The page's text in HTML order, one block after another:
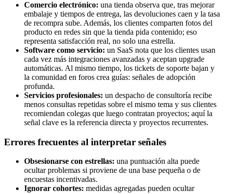
Comercio electrónico: una tienda observa que, tras mejorar
embalaje y tiempos de entrega, las devoluciones caen y la tasa
de recompra sube. Además, los clientes comparten fotos del
producto en redes sin que la tienda pida contenido; eso
representa satisfacción real, no solo una estrella.
Software como servicio: un SaaS nota que los clientes usan
cada vez más integraciones avanzadas y aceptan upgrade
automáticas. Al mismo tiempo, los tickets de soporte bajan y
la comunidad en foros crea guías: señales de adopción
profunda.
Servicios profesionales: un despacho de consultoría recibe
menos consultas repetidas sobre el mismo tema y sus clientes
recomiendan colegas que luego contratan proyectos; aquí la
señal clave es la referencia directa y proyectos recurrentes.
Errores frecuentes al interpretar señales
Obsesionarse con estrellas: una puntuación alta puede
ocultar problemas si proviene de una base pequeña o de
encuestas incentivadas.
Ignorar cohortes: medidas agregadas pueden ocultar